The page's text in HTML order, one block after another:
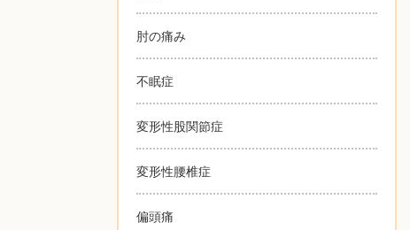
肘の痛み
不眠症
変形性股関節症
変形性腰椎症
偏頭痛